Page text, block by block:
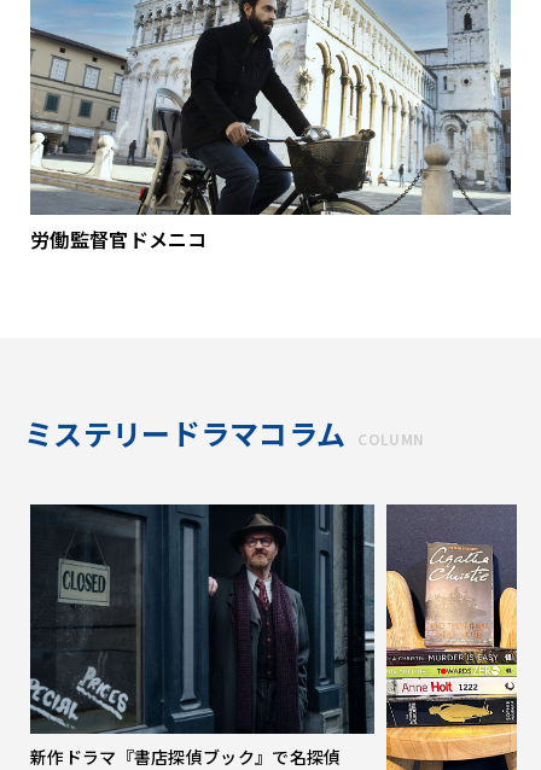
労働監督官ドメニコ
ミステリードラマコラム COLUMN
新作ドラマ『書店探偵ブック』で名探偵